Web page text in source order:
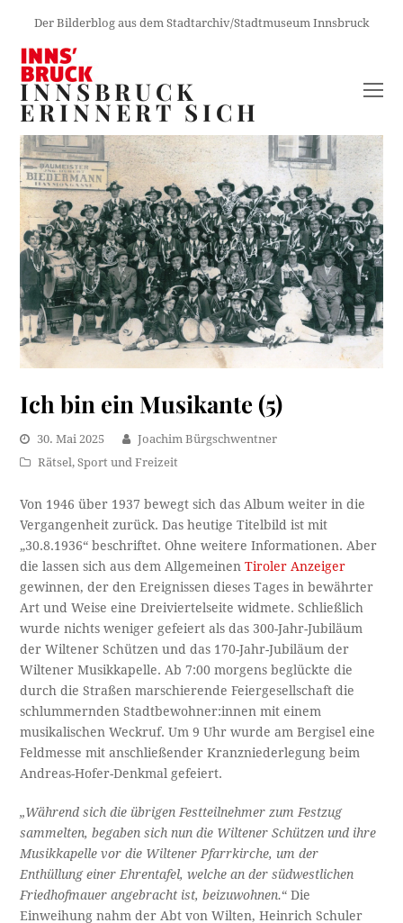
Der Bilderblog aus dem Stadtarchiv/Stadtmuseum Innsbruck
INNSBRUCK
ERINNERT SICH
Ich bin ein Musikante (5)
30. Mai 2025
Joachim Bürgschwentner
Rätsel,Sport und Freizeit
Von 1946 über 1937 bewegt sich das Album weiter in die
Vergangenheit zurück. Das heutige Titelbild ist mit
„30.8.1936“ beschriftet. Ohne weitere Informationen. Aber
die lassen sich aus dem AllgemeinenTiroler Anzeiger
gewinnen, der den Ereignissen dieses Tages in bewährter
Art und Weise eine Dreiviertelseite widmete. Schließlich
wurde nichts weniger gefeiert als das 300-Jahr-Jubiläum
der Wiltener Schützen und das 170-Jahr-Jubiläum der
Wiltener Musikkapelle. Ab 7:00 morgens beglückte die
durch die Straßen marschierende Feiergesellschaft die
schlummernden Stadtbewohner:innen mit einem
musikalischen Weckruf. Um 9 Uhr wurde am Bergisel eine
Feldmesse mit anschließender Kranzniederlegung beim
Andreas-Hofer-Denkmal gefeiert.
„Während sich die übrigen Festteilnehmer zum Festzug
sammelten, begaben sich nun die Wiltener Schützen und ihre
Musikkapelle vor die Wiltener Pfarrkirche, um der
Enthüllung einer Ehrentafel, welche an der südwestlichen
Friedhofmauer angebracht ist, beizu­wohnen.“ Die
Einweihung nahm der Abt von Wilten, Heinrich Schuler